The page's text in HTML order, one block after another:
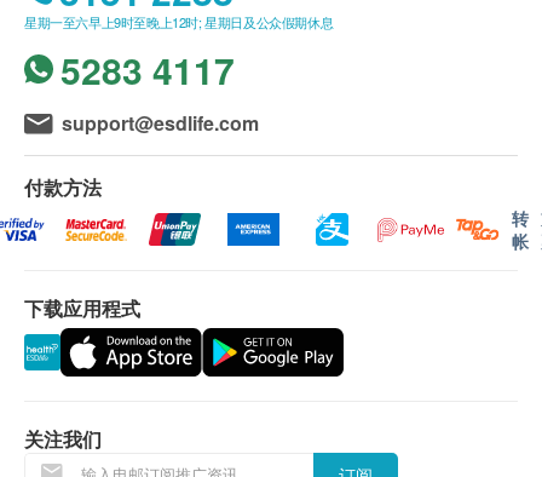
客户可选择以下方式领取报告：
(1) 亲身领取：客户亲身往毅力综合医护体检中心
领取报告，并由本中心医生或註册护士亲自讲解报
告；
(2) 电话讲解报告：客户需於讲解报告前到本中心
领取验身报告，并预约本中心医生或註册护士透过
电话户讲解报告。如需他人代领取验身报告，代领
者需带同授权书及该客户之身分證副本到本中心领
如有争议，毅力医护健康集团保留最後决定权。
所有身体检查并非作为医务诊断或治疗用途。
所有健康检查/服务并非作为医务诊断或治疗用
途。当阁下身体健康出现任何疾病征兆时，应立即
星期一至六早上9时至晚上12时; 星期日及公众假期休息
5283 4117
support@esdlife.com
付款方法
转
帐
下载应用程式
关注我们